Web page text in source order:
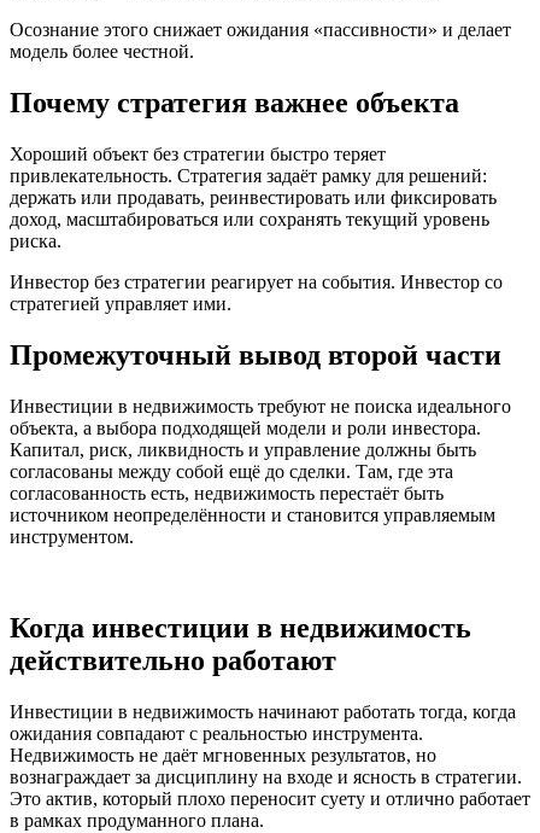
Осознание этого снижает ожидания «пассивности» и делает
модель более честной.
Почему стратегия важнее объекта
Хороший объект без стратегии быстро теряет
привлекательность. Стратегия задаёт рамку для решений:
держать или продавать, реинвестировать или фиксировать
доход, масштабироваться или сохранять текущий уровень
риска.
Инвестор без стратегии реагирует на события. Инвестор со
стратегией управляет ими.
Промежуточный вывод второй части
Инвестиции в недвижимость требуют не поиска идеального
объекта, а выбора подходящей модели и роли инвестора.
Капитал, риск, ликвидность и управление должны быть
согласованы между собой ещё до сделки. Там, где эта
согласованность есть, недвижимость перестаёт быть
источником неопределённости и становится управляемым
инструментом.
Когда инвестиции в недвижимость
действительно работают
Инвестиции в недвижимость начинают работать тогда, когда
ожидания совпадают с реальностью инструмента.
Недвижимость не даёт мгновенных результатов, но
вознаграждает за дисциплину на входе и ясность в стратегии.
Это актив, который плохо переносит суету и отлично работает
в рамках продуманного плана.